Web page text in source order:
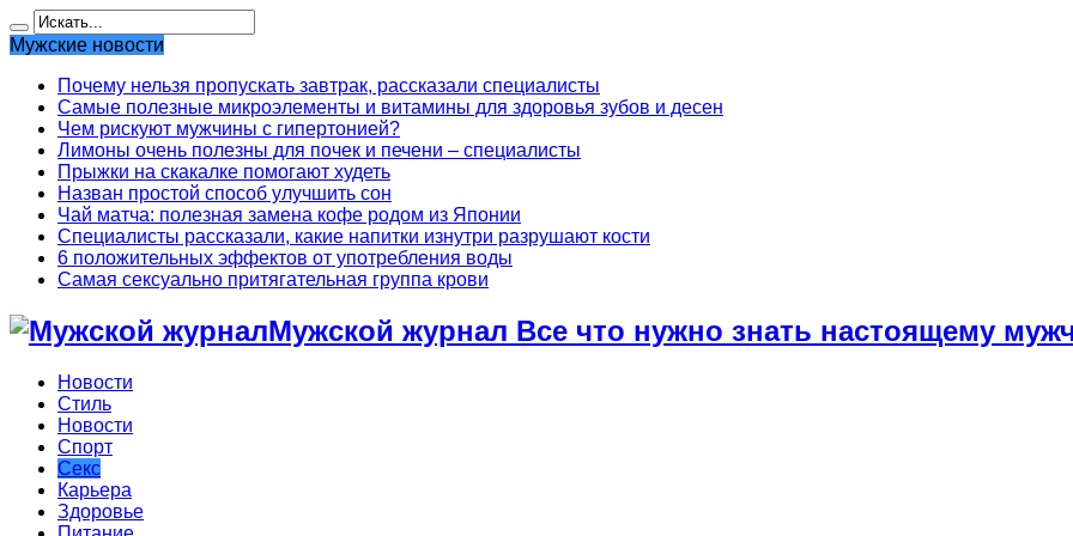
Мужские новости
Почему нельзя пропускать завтрак, рассказали специалисты
Самые полезные микроэлементы и витамины для здоровья зубов и десен
Чем рискуют мужчины с гипертонией?
Лимоны очень полезны для почек и печени – специалисты
Прыжки на скакалке помогают худеть
Назван простой способ улучшить сон
Чай матча: полезная замена кофе родом из Японии
Специалисты рассказали, какие напитки изнутри разрушают кости
6 положительных эффектов от употребления воды
Самая сексуально притягательная группа крови
Мужской журнал Все что нужно знать настоящему
Новости
Стиль
Новости
Спорт
Секс
Карьера
Здоровье